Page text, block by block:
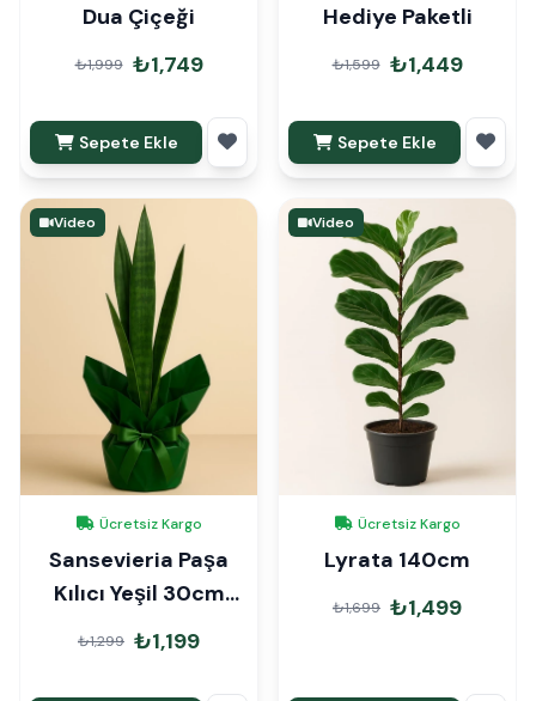
Dua Çiçeği
₺1,999 ₺1,749
Sepete Ekle
Hediye Paketli
₺1,599 ₺1,449
Sepete Ekle
Video
Ücretsiz Kargo
Sansevieria Paşa
Kılıcı Yeşil 30cm
Hediye Paketli
₺1,299 ₺1,199
Video
Ücretsiz Kargo
Lyrata 140cm
₺1,699 ₺1,499